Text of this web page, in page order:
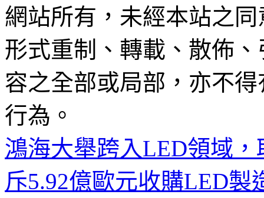
網站所有，未經本站之
形式重制、轉載、散佈
容之全部或局部，亦不
行為。
鴻海大舉跨入LED領域
斥5.92億歐元收購LED製